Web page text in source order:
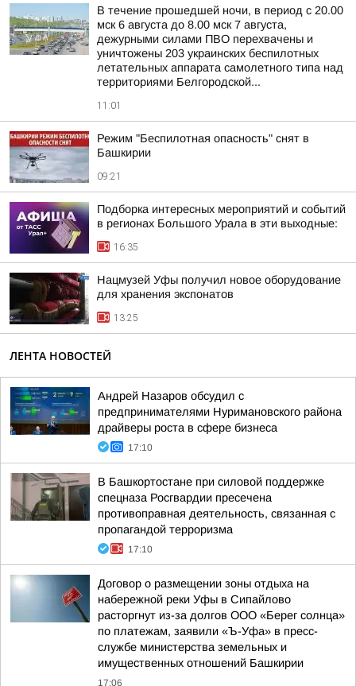
В течение прошедшей ночи, в период с 20.00
мск 6 августа до 8.00 мск 7 августа,
дежурными силами ПВО перехвачены и
уничтожены 203 украинских беспилотных
летательных аппарата самолетного типа над
территориями Белгородской...
11:01
Режим "Беспилотная опасность" снят в
Башкирии
09:21
Подборка интересных мероприятий и событий
в регионах Большого Урала в эти выходные:
16:35
Нацмузей Уфы получил новое оборудование
для хранения экспонатов
13:25
ЛЕНТА НОВОСТЕЙ
Андрей Назаров обсудил с
предпринимателями Нуримановского района
драйверы роста в сфере бизнеса
17:10
В Башкортостане при силовой поддержке
спецназа Росгвардии пресечена
противоправная деятельность, связанная с
пропагандой терроризма
17:10
Договор о размещении зоны отдыха на
набережной реки Уфы в Сипайлово
расторгнут из-за долгов ООО «Берег солнца»
по платежам, заявили «Ъ-Уфа» в пресс-
службе министерства земельных и
имущественных отношений Башкирии
17:06